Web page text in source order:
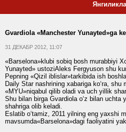
Gvardiola «Manchester Yunayted»ga
31 ДЕКАБР 2012, 11:07
«Barselona»klubi sobiq bosh murabbiyi
Yunayted» ustoziAleks Fergyuson shu
Pepning «Qizil iblislar»tarkibida ish
Daily Star nashrining xabariga ko‘ra,
«MYU»niqabul qilib oladi va uch yillik
Shu bilan birga Gvardiola o‘z bilan uchta
shahriga olib keladi.
Eslatib o‘tamiz, 2011 yilning eng yaxshi
mavsumda«Barselona»dagi faoliyatini